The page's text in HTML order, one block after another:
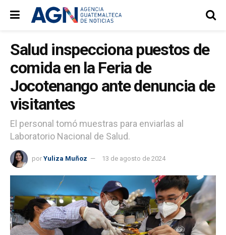
Salud inspecciona puestos de
comida en la Feria de
Jocotenango ante denuncia de
visitantes
El personal tomó muestras para enviarlas al
Laboratorio Nacional de Salud.
por Yuliza Muñoz 13 de agosto de 2024